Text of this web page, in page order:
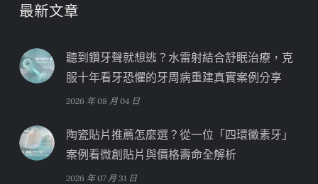
最新文章
聽到鑽牙聲就想逃？水雷射結合舒眠治療，克
服十年看牙恐懼的牙周病重建真實案例分享
2026 年 08 月 04 日
陶瓷貼片推薦怎麼選？從一位「四環黴素牙」
案例看微創貼片與價格壽命全解析
2026 年 07 月 31 日